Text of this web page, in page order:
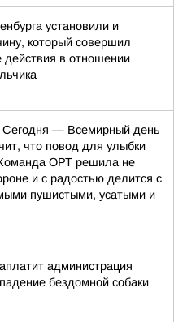
установили и
который совершил
действия в отношении
Сегодня — Всемирный день
что повод для улыбки
ОРТ решила не
и с радостью делится с
пушистыми, усатыми и
администрация
бездомной собаки